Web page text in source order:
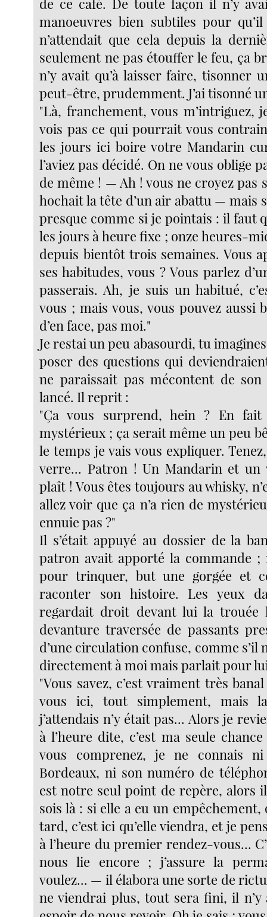
de ce café. De toute façon il n’y
manoeuvres bien subtiles pour
n’attendait que cela depuis la
seulement ne pas étouffer le feu, ça
n’y avait qu’à laisser faire, tisonner
peut-être, prudemment. J’ai tisonné
"Là, franchement, vous m’intriguez,
vois pas ce qui pourrait vous
les jours ici boire votre Mandarin
l’aviez pas décidé. On ne vous oblige
de même ! — Ah ! vous ne croyez
hochait la tête d’un air abattu — mais
presque comme si je pointais : il faut
les jours à heure fixe ; onze heures-
depuis bientôt trois semaines. Vous
ses habitudes, vous ? Vous parlez
passerais. Ah, je suis un habitué,
vous ; mais vous, vous pouvez aussi
d’en face, pas moi."
Je restai un peu abasourdi, tu
poser des questions qui
ne paraissait pas mécontent de son
lancé. Il reprit :
"Ça vous surprend, hein ? En
mystérieux ; ça serait même un peu
le temps je vais vous expliquer.
verre... Patron ! Un Mandarin et un
plaît ! Vous êtes toujours au whisky,
allez voir que ça n’a rien de
ennuie pas ?"
Il s’était appuyé au dossier de la
patron avait apporté la commande ;
pour trinquer, but une gorgée et
raconter son histoire. Les yeux
regardait droit devant lui la trouée
devanture traversée de passants
d’une circulation confuse, comme s’il
directement à moi mais parlait pour
"Vous savez, c’est vraiment très
vous ici, tout simplement, mais
j’attendais n’y était pas... Alors je
à l’heure dite, c’est ma seule
vous comprenez, je ne connais
Bordeaux, ni son numéro de
est notre seul point de repère, alors
sois là : si elle a eu un empêchement,
tard, c’est ici qu’elle viendra, et je
à l’heure du premier rendez-vous...
nous lie encore ; j’assure la
voulez... — il élabora une sorte de
ne viendrai plus, tout sera fini, il n’y